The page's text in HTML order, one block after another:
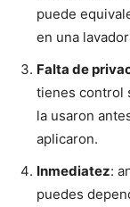
puede
en una
Falta de
tienes control
la usaron
aplicaron.
Inmediatez:
puedes